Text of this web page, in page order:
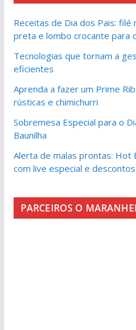
Receitas de Dia dos Pais: filé
preta e lombo crocante para
Tecnologias que tornam a
eficientes
Aprenda a fazer um Prime
rústicas e chimichurri
Sobremesa Especial para o
Baunilha
Alerta de malas prontas: Hot
com live especial e
PARCEIROS O